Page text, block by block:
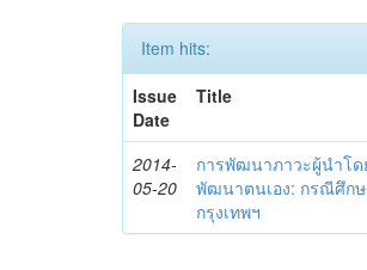
Item hits:
Issue
Date
Title
2014-
05-20
การพัฒนาภาวะผู้นำโด
พัฒนาตนเอง: กรณีศึกษ
กรุงเทพฯ